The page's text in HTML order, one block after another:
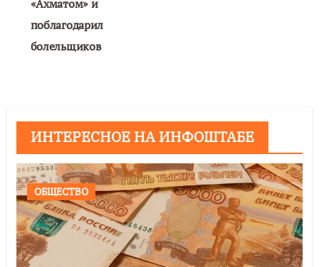
«Ахматом» и
поблагодарил
болельщиков
ИНТЕРЕСНОЕ НА ИНФОШТАБЕ
ОБЩЕСТВО